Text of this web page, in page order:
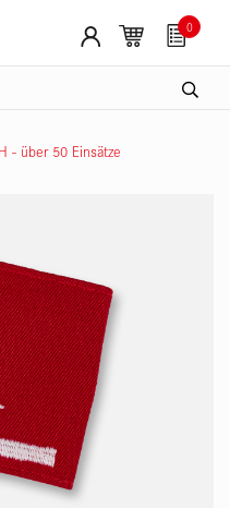
0
- über 50 Einsätze